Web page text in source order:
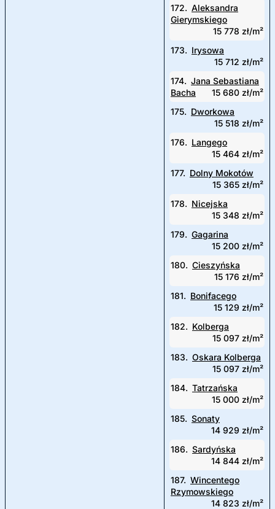
172. Aleksandra
Gierymskiego
15 778 zł/m²
173. Irysowa
15 712 zł/m²
174. Jana Sebastiana
Bacha
15 680 zł/m²
175. Dworkowa
15 518 zł/m²
176. Langego
15 464 zł/m²
177. Dolny Mokotów
15 365 zł/m²
178. Nicejska
15 348 zł/m²
179. Gagarina
15 200 zł/m²
180. Cieszyńska
15 176 zł/m²
181. Bonifacego
15 129 zł/m²
182. Kolberga
15 097 zł/m²
183. Oskara Kolberga
15 097 zł/m²
184. Tatrzańska
15 000 zł/m²
185. Sonaty
14 929 zł/m²
186. Sardyńska
14 844 zł/m²
187. Wincentego
Rzymowskiego
14 823 zł/m²